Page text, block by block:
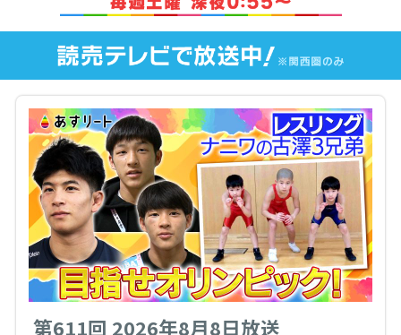
第611回 2026年8月8日放送